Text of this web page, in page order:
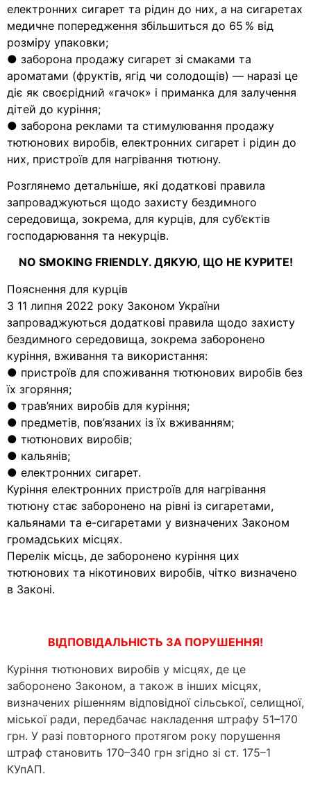
електронних сигарет та рідин до них, а на сигаретах
медичне попередження збільшиться до 65 % від
розміру упаковки;
● заборона продажу сигарет зі смаками та
ароматами (фруктів, ягід чи солодощів) — наразі це
діє як своєрідний «гачок» і приманка для залучення
дітей до куріння;
● заборона реклами та стимулювання продажу
тютюнових виробів, електронних сигарет і рідин до
них, пристроїв для нагрівання тютюну.
Розглянемо детальніше, які додаткові правила
запроваджуються щодо захисту бездимного
середовища, зокрема, для курців, для суб’єктів
господарювання та некурців.
NO SMOKING FRIENDLY. ДЯКУЮ, ЩО НЕ КУРИТЕ!
Пояснення для курців
З 11 липня 2022 року Законом України
запроваджуються додаткові правила щодо захисту
бездимного середовища, зокрема заборонено
куріння, вживання та використання:
● пристроїв для споживання тютюнових виробів без
їх згоряння;
● трав’яних виробів для куріння;
● предметів, пов’язаних із їх вживанням;
● тютюнових виробів;
● кальянів;
● електронних сигарет.
Куріння електронних пристроїв для нагрівання
тютюну стає заборонено на рівні із сигаретами,
кальянами та е-сигаретами у визначених Законом
громадських місцях.
Перелік місць, де заборонено куріння цих
тютюнових та нікотинових виробів, чітко визначено
в Законі.
ВІДПОВІДАЛЬНІСТЬ ЗА ПОРУШЕННЯ!
Куріння тютюнових виробів у місцях, де це
заборонено Законом, а також в інших місцях,
визначених рішенням відповідної сільської, селищної,
міської ради, передбачає накладення штрафу 51–170
грн. У разі повторного протягом року порушення
штраф становить 170–340 грн згідно зі ст. 175–1
КУпАП.